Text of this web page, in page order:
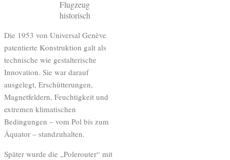
Die 1953 von Universal Genève
patentierte Konstruktion galt als
technische wie gestalterische
Innovation. Sie war darauf
ausgelegt, Erschütterungen,
Magnetfeldern, Feuchtigkeit und
extremen klimatischen
Bedingungen – vom Pol bis zum
Äquator – standzuhalten.
Später wurde die „Polerouter“ mit